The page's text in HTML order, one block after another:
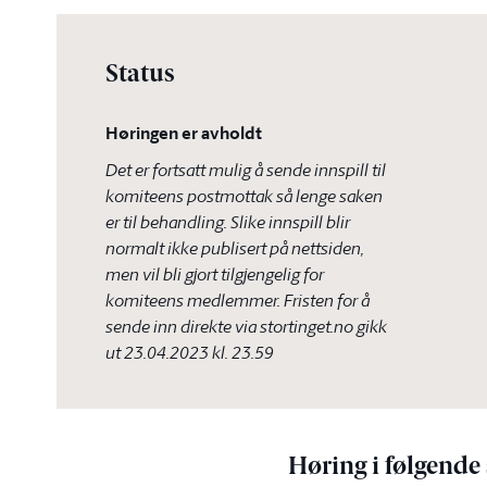
Status
Høringen er avholdt
Det er fortsatt mulig å sende innspill til
komiteens postmottak så lenge saken
er til behandling. Slike innspill blir
normalt ikke publisert på nettsiden,
men vil bli gjort tilgjengelig for
komiteens medlemmer. Fristen for å
sende inn direkte via stortinget.no gikk
ut23.04.2023 kl. 23.59
Høring i følgende